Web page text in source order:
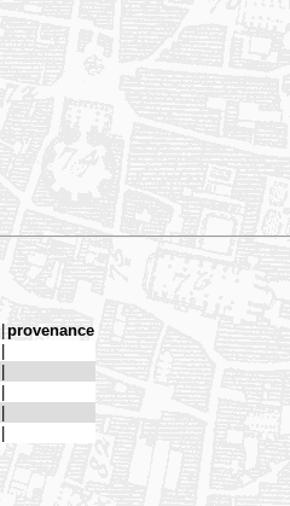
|provenance
|
|
|
|
|